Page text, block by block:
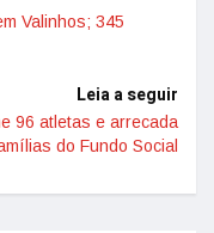
Valinhos; 345
Leia a seguir
96 atletas e arrecada
do Fundo Social